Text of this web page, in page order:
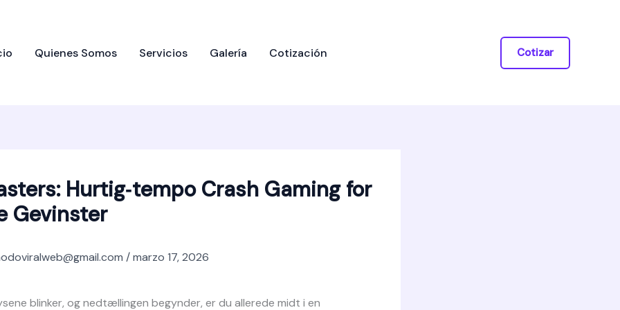
Quienes Somos Servicios Galería Cotización Cotizar
Hurtig‑tempo Crash Gaming for
Gevinster
/marzo 17, 2026
blinker, og nedtællingen begynder, er du allerede midt i en